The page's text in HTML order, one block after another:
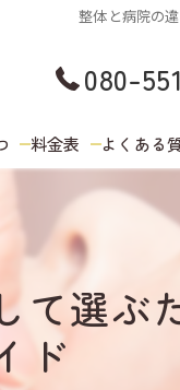
整体と病院の
080-
料金表 よくある
て選ぶ
ド